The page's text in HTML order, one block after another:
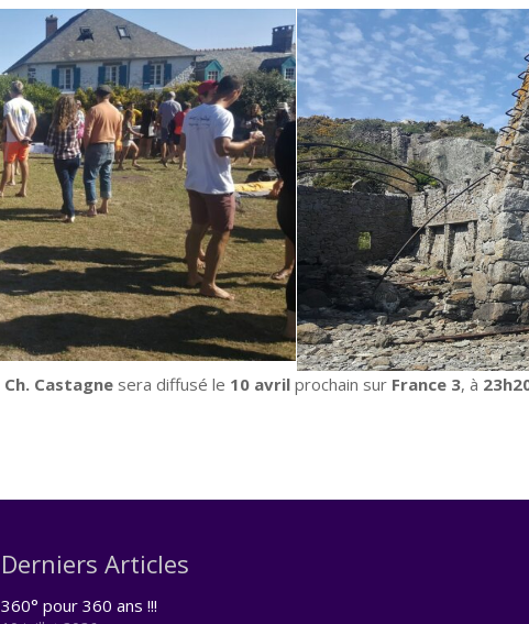
Ch. Castagne sera diffusé le 10 avril prochain sur France 3, à
Derniers Articles
360° pour 360 ans !!!